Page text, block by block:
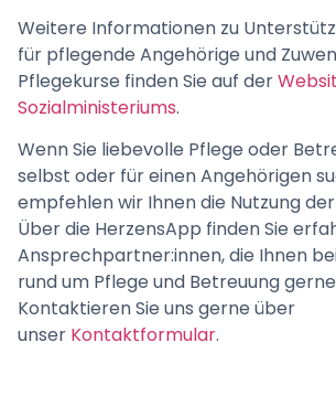
Weitere Informationen zu
für pflegende Angehörige und
Pflegekurse finden Sie auf der
Sozialministeriums.
Wenn Sie liebevolle Pflege oder
selbst oder für einen Angehörigen
empfehlen wir Ihnen die Nutzung der
Über die HerzensApp finden Sie
Ansprechpartner:innen, die Ihnen
rund um Pflege und Betreuung
Kontaktieren Sie uns gerne über
unser Kontaktformular.